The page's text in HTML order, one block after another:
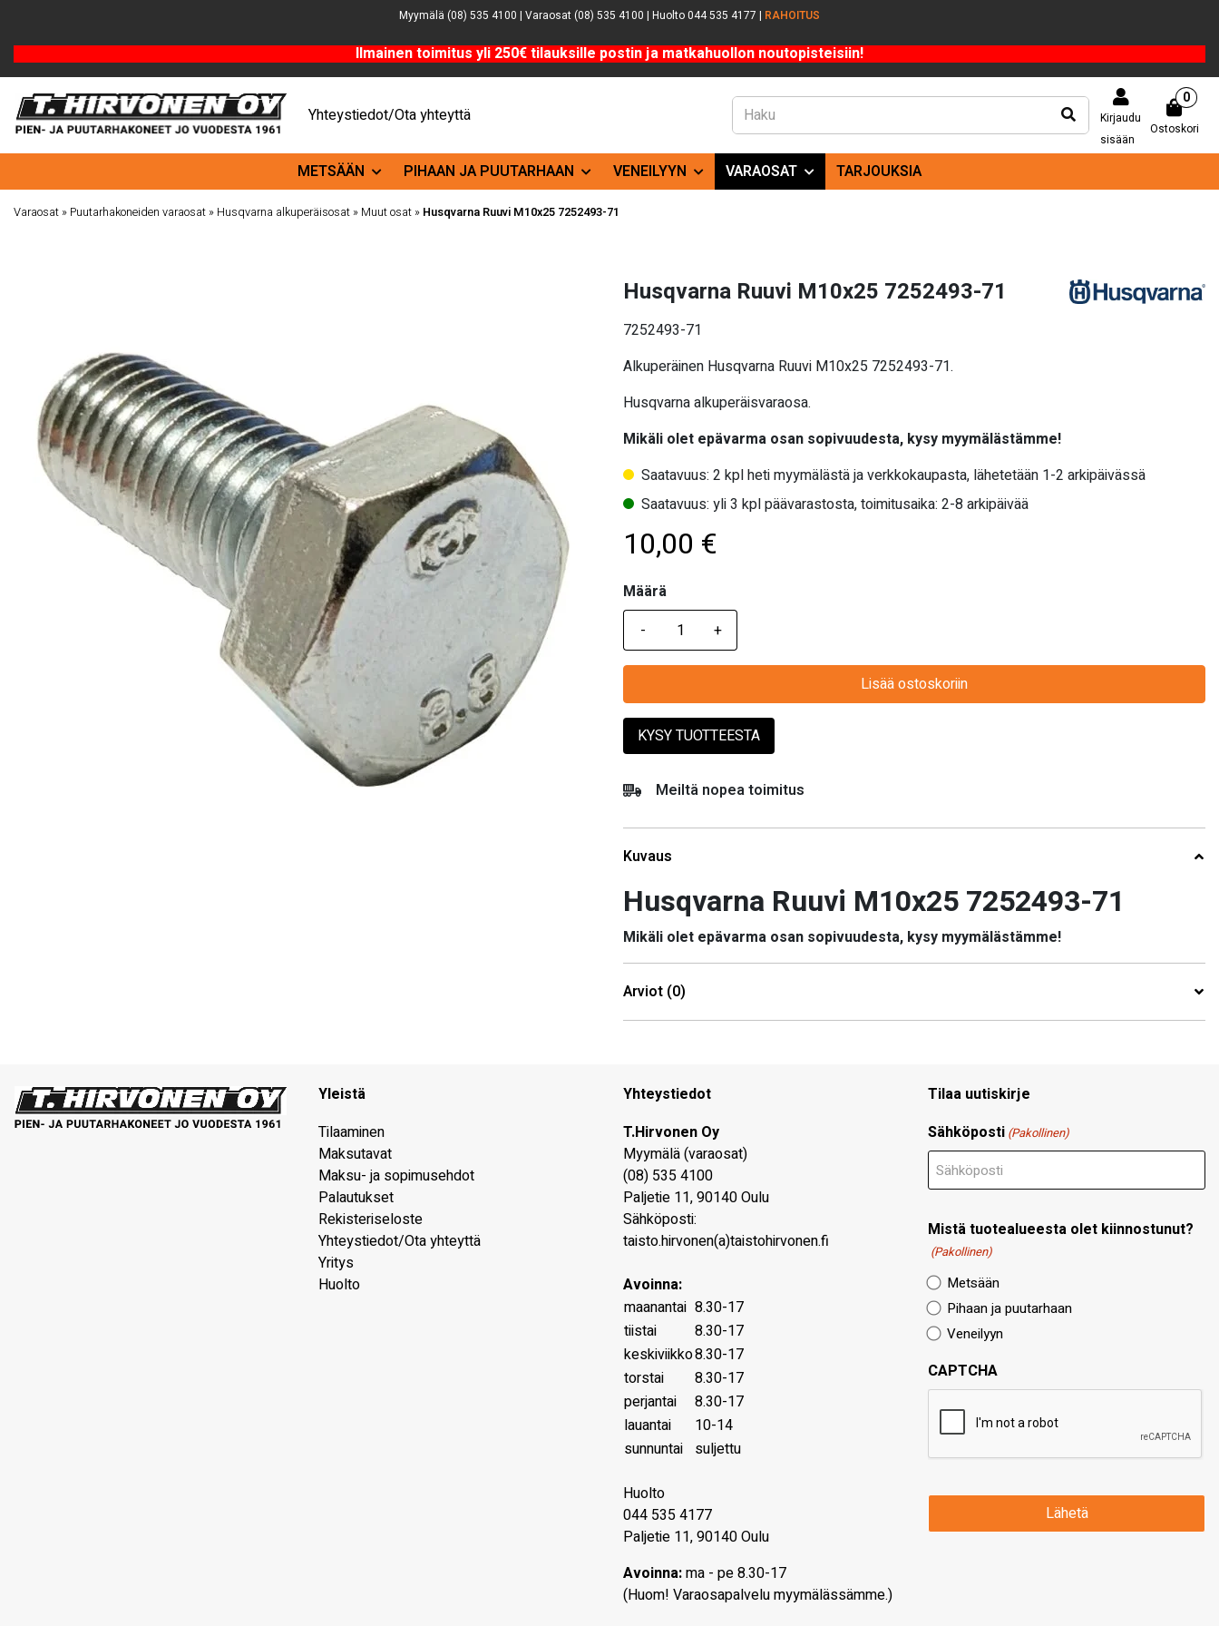
Myymälä (08) 535 4100 | Varaosat (08) 535 4100 | Huolto 044 535 4177 | RAHOITUS
Ilmainen toimitus yli 250€ tilauksille postin ja matkahuollon noutopisteisiin!
Yhteystiedot/Ota yhteyttä
Kirjaudu
sisään
Ostoskori
0
METSÄÄN PIHAAN JA PUUTARHAAN VENEILYYN VARAOSAT TARJOUKSIA
Varaosat » Puutarhakoneiden varaosat » Husqvarna alkuperäisosat » Muut osat » Husqvarna Ruuvi M10x25 7252493-71
Husqvarna Ruuvi M10x25 7252493-71
7252493-71
Alkuperäinen Husqvarna Ruuvi M10x25 7252493-71.
Husqvarna alkuperäisvaraosa.
Mikäli olet epävarma osan sopivuudesta, kysy myymälästämme!
Saatavuus: 2 kpl heti myymälästä ja verkkokaupasta, lähetetään 1-2 arkipäivässä
Saatavuus: yli 3 kpl päävarastosta, toimitusaika: 2-8 arkipäivää
10,00 €
Määrä
Määrä
Lisää ostoskoriin
KYSY TUOTTEESTA
Meiltä nopea toimitus
Kuvaus
Husqvarna Ruuvi M10x25 7252493-71
Mikäli olet epävarma osan sopivuudesta, kysy myymälästämme!
Arviot (0)
Yleistä
Tilaaminen
Maksutavat
Maksu- ja sopimusehdot
Palautukset
Rekisteriseloste
Yhteystiedot/Ota yhteyttä
Yritys
Huolto
Yhteystiedot
T.Hirvonen Oy
Myymälä (varaosat)
(08) 535 4100
Paljetie 11,90140Oulu
Sähköposti:
taisto.hirvonen(a)taistohirvonen.fi
Avoinna:
maanantai 8.30-17
tiistai
8.30-17
keskiviikko8.30-17
torstai
8.30-17
perjantai
8.30-17
lauantai
10-14
sunnuntai suljettu
Huolto
044 535 4177
Paljetie 11, 90140 Oulu
Avoinna:ma - pe 8.30-17
(Huom! Varaosapalvelu myymälässämme.)
Tilaa uutiskirje
Sähköposti (Pakollinen)
Mistä tuotealueesta olet kiinnostunut?
(Pakollinen)
Metsään
Pihaan ja puutarhaan
Veneilyyn
CAPTCHA